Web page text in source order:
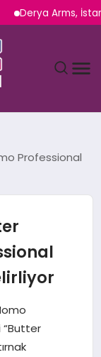
Arms, İstanbul
Professional
“Butter